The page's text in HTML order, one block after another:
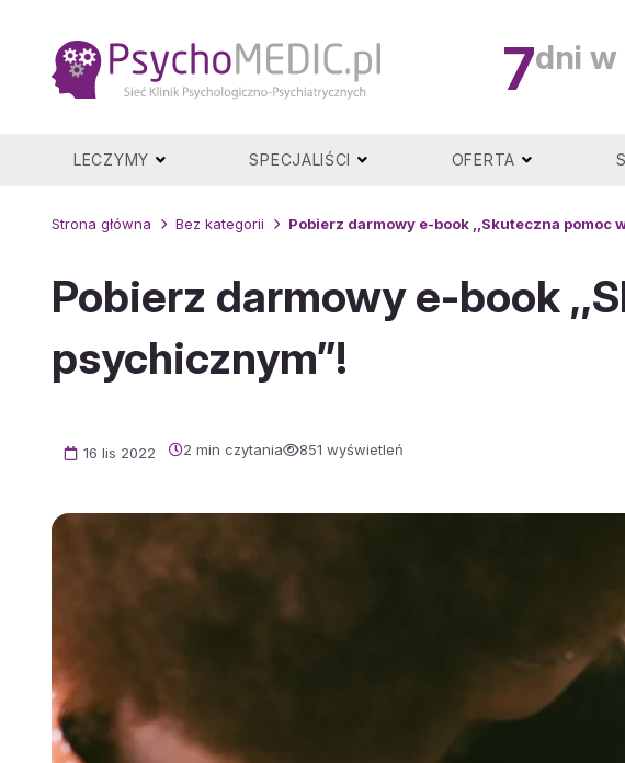
7dni
LECZYMY SPECJALIŚCI OFERTA
Strona główna Bez kategorii Pobierz darmowy e-book ,,Skuteczna pomoc
Pobierz darmowy e-book
psychicznym”!
16 lis 2022 2 min czytania 851 wyświetleń